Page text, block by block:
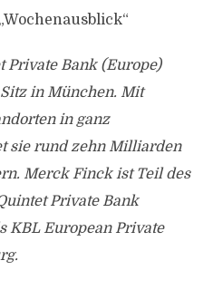
Private Bank (Europe)
in München. Mit
in ganz
sie rund zehn Milliarden
Merck Finck ist Teil des
Private Bank
KBL European Private